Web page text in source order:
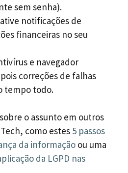
sem senha).
notificações de
financeiras no seu
e navegador
correções de falhas
tempo todo.
o assunto em outros
como estes 5 passos
da informação ou uma
da LGPD nas